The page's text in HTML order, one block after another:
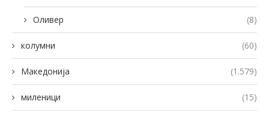
Оливер (8)
колумни (60)
Македонија (1.579)
миленици (15)